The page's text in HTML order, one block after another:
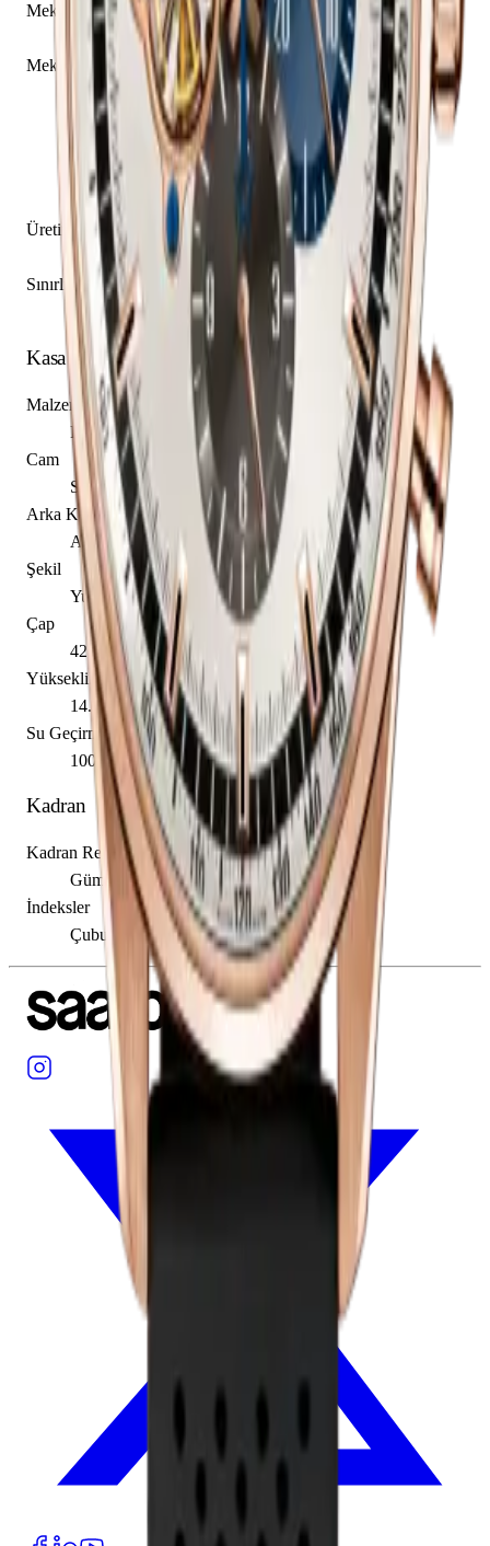
Mekanizma Adı
Zenith caliber El Primero 4061
Mekanizma Açıklaması
Saat
Dakika
Küçük Saniye
Kronograf
Kolon Çarkı
Üretim Yılı
2016
Sınırlı Üretim
Hayır
Kasa
Malzeme
Pembe Altın
Cam
Safir
Arka Kapak
Açık
Şekil
Yuvarlak
Çap
42.00 mm
Yükseklik
14.05 mm
Su Geçirmezlik
100.00 m
Kadran
Kadran Rengi
Gümüş
İndeksler
Çubuk / Nokta